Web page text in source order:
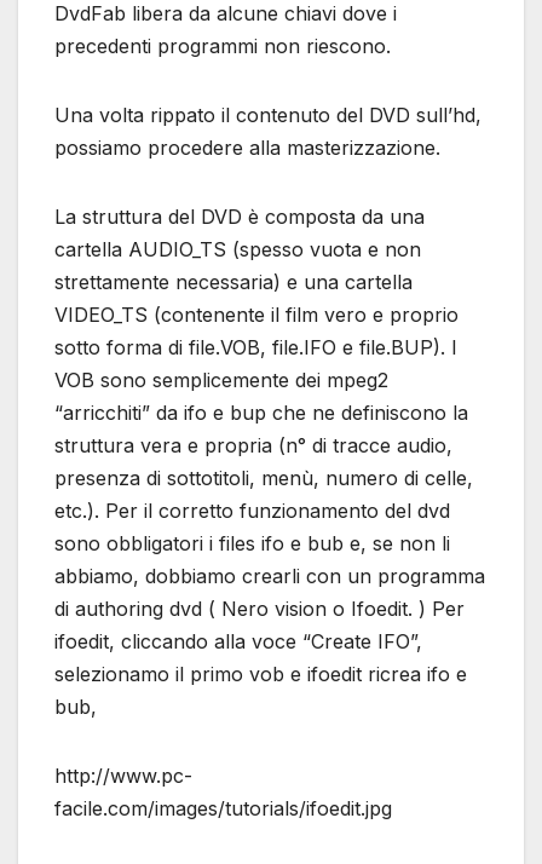
DvdFab libera da alcune chiavi dove i
precedenti programmi non riescono.
Una volta rippato il contenuto del DVD sull’hd,
possiamo procedere alla masterizzazione.
La struttura del DVD è composta da una
cartella AUDIO_TS (spesso vuota e non
strettamente necessaria) e una cartella
VIDEO_TS (contenente il film vero e proprio
sotto forma di file.VOB, file.IFO e file.BUP). I
VOB sono semplicemente dei mpeg2
“arricchiti” da ifo e bup che ne definiscono la
struttura vera e propria (n° di tracce audio,
presenza di sottotitoli, menù, numero di celle,
etc.). Per il corretto funzionamento del dvd
sono obbligatori i files ifo e bub e, se non li
abbiamo, dobbiamo crearli con un programma
di authoring dvd ( Nero vision o Ifoedit. ) Per
ifoedit, cliccando alla voce “Create IFO”,
selezionamo il primo vob e ifoedit ricrea ifo e
bub,
http://www.pc-
facile.com/images/tutorials/ifoedit.jpg